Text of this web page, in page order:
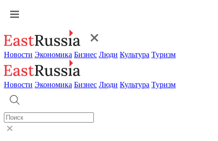
Новости Экономика Бизнес Люди Культура Туризм
Новости Экономика Бизнес Люди Культура Туризм